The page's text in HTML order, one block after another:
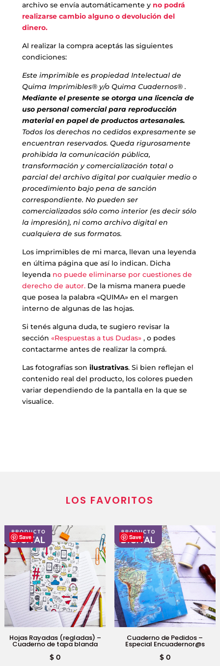
archivo se envía automáticamente y no podrá
realizarse cambio alguno o devolución del
dinero.
Al realizar la compra aceptás las siguientes
condiciones:
Este imprimible es propiedad Intelectual de
Quima Imprimibles® y/o Quima Cuadernos® .
Mediante el presente se otorga una licencia de
uso personal comercial para reproducción
material en papel de productos artesanales.
Todos los derechos no cedidos expresamente se
encuentran reservados. Queda rigurosamente
prohibida la comunicación pública,
transformación y comercialización total o
parcial del archivo digital por cualquier medio o
procedimiento bajo pena de sanción
correspondiente. No pueden ser
comercializados sólo como interior (es decir sólo
la impresión), ni como archivo digital en
cualquiera de sus formatos.
Los imprimibles de mi marca, llevan una leyenda
en última página que así lo indican. Dicha
leyendano puede eliminarse por cuestiones de
derecho de autor.De la misma manera puede
que posea la palabra «QUIMA» en el margen
interno de algunas de las hojas.
Si tenés alguna duda, te sugiero revisar la
sección «Respuestas a tus Dudas», o podes
contactarme antes de realizar la comprá.
Las fotografías son ilustrativas. Si bien reflejan el
contenido real del producto, los colores pueden
variar dependiendo de la pantalla en la que se
visualice.
LOS FAVORITOS
Save
Hojas Rayadas (regladas) –
Cuaderno de tapa blanda
$ 0
Save
Cuaderno de Pedidos –
Especial Encuadernor@s
$0